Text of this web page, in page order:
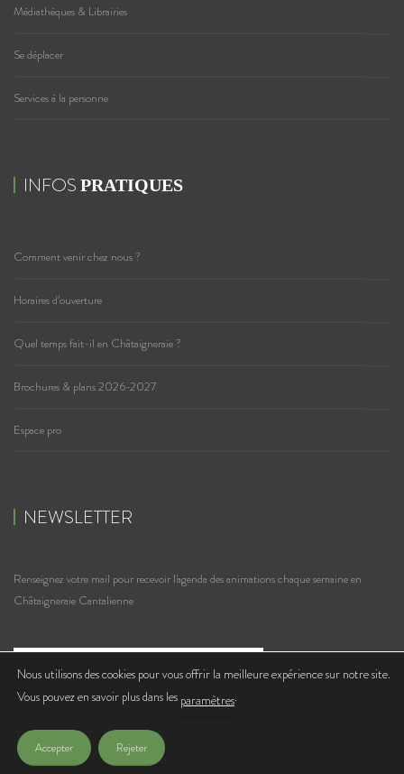
Médiathèques & Librairies
Se déplacer
Services à la personne
INFOS PRATIQUES
Comment venir chez nous ?
Horaires d’ouverture
Quel temps fait-il en Châtaigneraie ?
Brochures & plans 2026-2027
Espace pro
NEWSLETTER
Renseignez votre mail pour recevoir l'agenda des animations chaque semaine en
Châtaigneraie Cantalienne
J'accepte de recevoir les lettres d'infos de l'Office de Tourisme
Nous utilisons des cookies pour vous offrir la meilleure expérience sur notre site.
Vous pouvez en savoir plus dans les paramètres.
Accepter Rejeter